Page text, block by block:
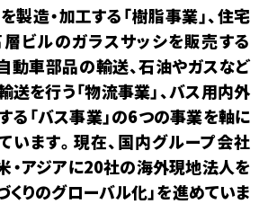
製造・加工する「樹脂事業」、住宅
ビルのガラスサッシを販売する
自動車部品の輸送、石油やガスなど
送を行う「物流事業」、バス用内外
る「バス事業」の6つの事業を軸に
います。現在、国内グループ会社
・アジアに20社の海外現地法人を
くりのグローバル化」を進めていま